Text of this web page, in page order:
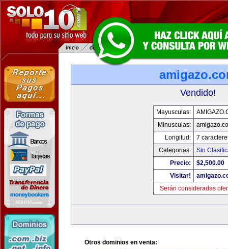
Vendido!
Mayusculas:
Minusculas:
Longitud:
7
Categorias:
Sin
Precio:
$2,500.00
Visitar!
Serán consideradas
Otros dominios en venta: